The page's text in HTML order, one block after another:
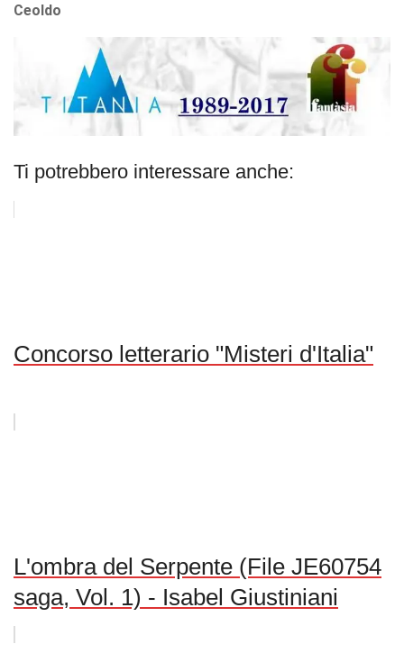
Ceoldo
Ti potrebbero interessare anche:
Concorso letterario "Misteri d'Italia"
L'ombra del Serpente (File JE60754
saga, Vol. 1) - Isabel Giustiniani